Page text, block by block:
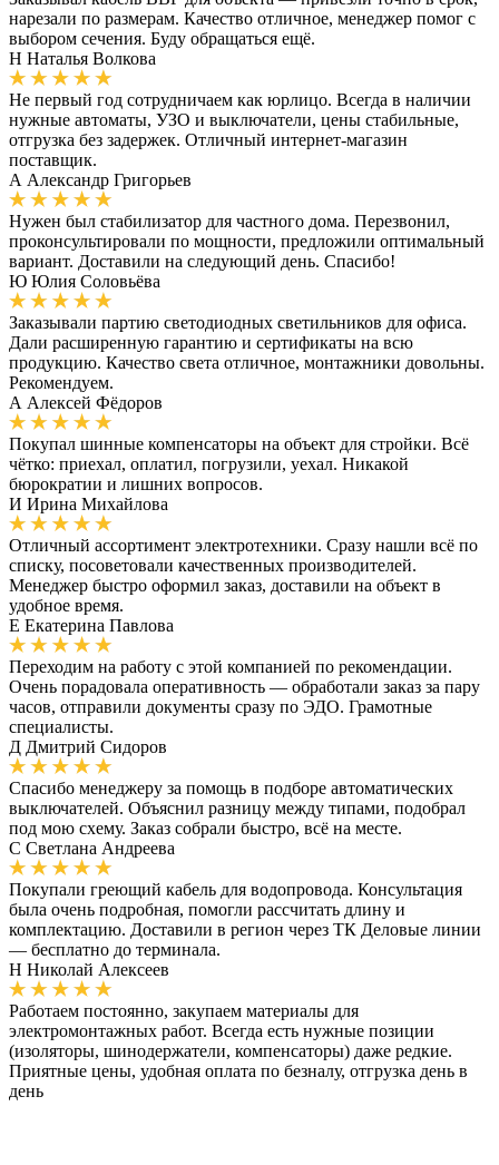
нарезали по размерам. Качество отличное, менеджер помог с
выбором сечения. Буду обращаться ещё.
Н Наталья Волкова
Не первый год сотрудничаем как юрлицо. Всегда в наличии
нужные автоматы, УЗО и выключатели, цены стабильные,
отгрузка без задержек. Отличный интернет-магазин
поставщик.
А Александр Григорьев
Нужен был стабилизатор для частного дома. Перезвонил,
проконсультировали по мощности, предложили оптимальный
вариант. Доставили на следующий день. Спасибо!
Ю Юлия Соловьёва
Заказывали партию светодиодных светильников для офиса.
Дали расширенную гарантию и сертификаты на всю
продукцию. Качество света отличное, монтажники довольны.
Рекомендуем.
А Алексей Фёдоров
Покупал шинные компенсаторы на объект для стройки. Всё
чётко: приехал, оплатил, погрузили, уехал. Никакой
бюрократии и лишних вопросов.
И Ирина Михайлова
Отличный ассортимент электротехники. Сразу нашли всё по
списку, посоветовали качественных производителей.
Менеджер быстро оформил заказ, доставили на объект в
удобное время.
Е Екатерина Павлова
Переходим на работу с этой компанией по рекомендации.
Очень порадовала оперативность — обработали заказ за пару
часов, отправили документы сразу по ЭДО. Грамотные
специалисты.
Д Дмитрий Сидоров
Спасибо менеджеру за помощь в подборе автоматических
выключателей. Объяснил разницу между типами, подобрал
под мою схему. Заказ собрали быстро, всё на месте.
С Светлана Андреева
Покупали греющий кабель для водопровода. Консультация
была очень подробная, помогли рассчитать длину и
комплектацию. Доставили в регион через ТК Деловые линии
— бесплатно до терминала.
Н Николай Алексеев
Работаем постоянно, закупаем материалы для
электромонтажных работ. Всегда есть нужные позиции
(изоляторы, шинодержатели, компенсаторы) даже редкие.
Приятные цены, удобная оплата по безналу, отгрузка день в
день